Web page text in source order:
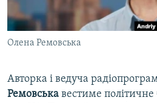
УКРАЇНСЬКА ПРОБЛЕМА КРИМУ
ІНФОГРАФІКА
ДОЛУЧАЙСЯ!
Усі сайти RFE/RL
Олена Ремовська
Авторка і ведуча
Ремовська вестиме